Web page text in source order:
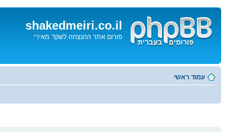
shakedmeiri.co.il
פורום אתר ההנצחה לשקד מאירי
לתוכן
עמוד ראשי